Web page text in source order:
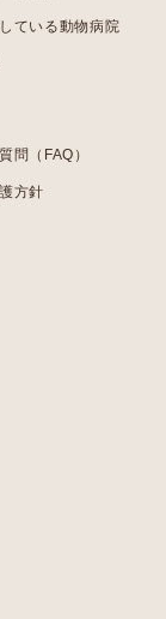
ている動物病院
問（FAQ）
方針